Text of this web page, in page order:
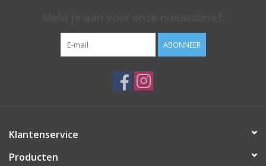
ABONNEER
Klantenservice
Producten